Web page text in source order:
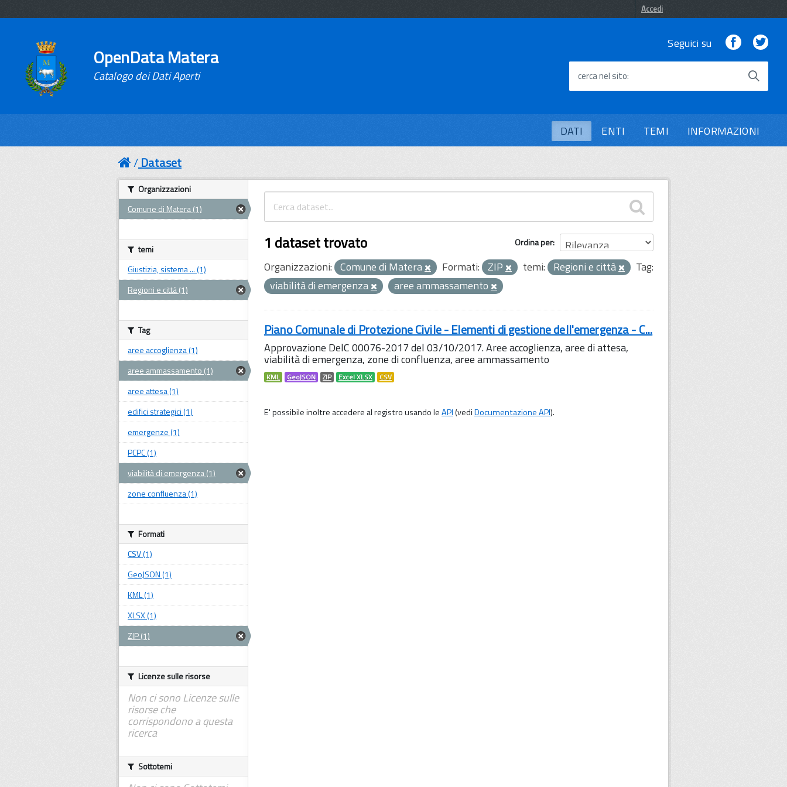
Accedi
OpenData Matera
Catalogo dei Dati Aperti
Seguici su Facebook
cerca nel sito
DATI ENTI TEMI INFORMAZIONI
Dataset
Ordina per
1 dataset trovato
Organizzazioni: Comune di Matera Formati: ZIP temi: Regioni e città
Tag:
viabilità di emergenza
aree ammassamento
Piano Comunale di Protezione Civile - Elementi di gestione dell'emergenza - C...
Approvazione DelC 00076-2017 del 03/10/2017. Aree accoglienza, aree di attesa,
viabilità di emergenza, zone di confluenza, aree ammassamento
KML GeoJSON ZIP Excel XLSX CSV
E' possibile inoltre accedere al registro usando leAPI(vediDocumentazione API).
Organizzazioni
Comune di Matera (1)
temi
Giustizia, sistema ... (1)
Regioni e città (1)
Tag
aree accoglienza (1)
aree ammassamento (1)
aree attesa (1)
edifici strategici (1)
emergenze (1)
PCPC (1)
viabilità di emergenza (1)
zone confluenza (1)
Formati
CSV (1)
GeoJSON (1)
KML (1)
XLSX (1)
ZIP (1)
Licenze sulle risorse
Non ci sono Licenze sulle
risorse che
corrispondono a questa
ricerca
Sottotemi